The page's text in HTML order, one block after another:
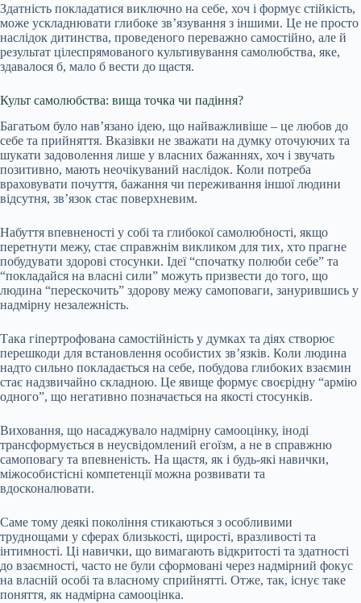
Здатність покладатися виключно на себе, хоч і формує стійкість,
може ускладнювати глибоке зв’язування з іншими. Це не просто
наслідок дитинства, проведеного переважно самостійно, але й
результат цілеспрямованого культивування самолюбства, яке,
здавалося б, мало б вести до щастя.
Культ самолюбства: вища точка чи падіння?
Багатьом було нав’язано ідею, що найважливіше – це любов до
себе та прийняття. Вказівки не зважати на думку оточуючих та
шукати задоволення лише у власних бажаннях, хоч і звучать
позитивно, мають неочікуваний наслідок. Коли потреба
враховувати почуття, бажання чи переживання іншої людини
відсутня, зв’язок стає поверхневим.
Набуття впевненості у собі та глибокої самолюбності, якщо
перетнути межу, стає справжнім викликом для тих, хто прагне
побудувати здорові стосунки. Ідеї “спочатку полюби себе” та
“покладайся на власні сили” можуть призвести до того, що
людина “перескочить” здорову межу самоповаги, занурившись у
надмірну незалежність.
Така гіпертрофована самостійність у думках та діях створює
перешкоди для встановлення особистих зв’язків. Коли людина
надто сильно покладається на себе, побудова глибоких взаємин
стає надзвичайно складною. Це явище формує своєрідну “армію
одного”, що негативно позначається на якості стосунків.
Виховання, що насаджувало надмірну самооцінку, іноді
трансформується в неусвідомлений егоїзм, а не в справжню
самоповагу та впевненість. На щастя, як і будь-які навички,
міжособистісні компетенції можна розвивати та
вдосконалювати.
Саме тому деякі покоління стикаються з особливими
труднощами у сферах близькості, щирості, вразливості та
інтимності. Ці навички, що вимагають відкритості та здатності
до взаємності, часто не були сформовані через надмірний фокус
на власній особі та власному сприйнятті. Отже, так, існує таке
поняття, як надмірна самооцінка.